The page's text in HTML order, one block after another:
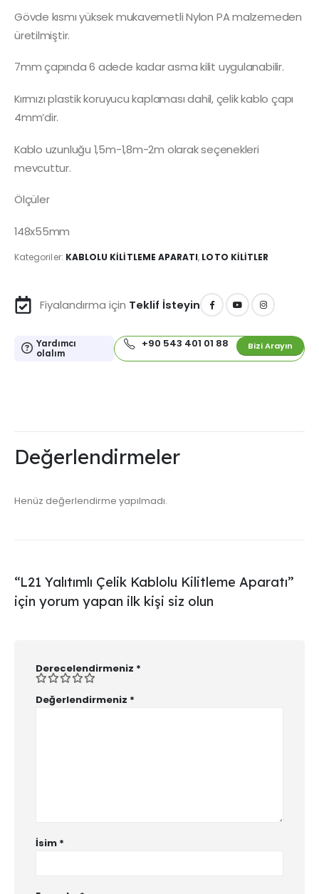
Gövde kısmı yüksek mukavemetli Nylon PA malzemeden
üretilmiştir.
7mm çapında 6 adede kadar asma kilit uygulanabilir.
Kırmızı plastik koruyucu kaplaması dahil, çelik kablo çapı
4mm’dir.
Kablo uzunluğu 1,5m-1,8m-2m olarak seçenekleri
mevcuttur.
Ölçüler
148x55mm
Kategoriler: KABLOLU KILITLEME APARATI, LOTO KİLİTLER
Fiyalandırma için Teklif İsteyin
Yardımcı
olalım
+90 543 401 01 88 Bizi Arayın
Değerlendirmeler
Henüz değerlendirme yapılmadı.
“L21 Yalıtımlı Çelik Kablolu Kilitleme Aparatı”
için yorum yapan ilk kişi siz olun
Derecelendirmeniz *
Değerlendirmeniz *
İsim *